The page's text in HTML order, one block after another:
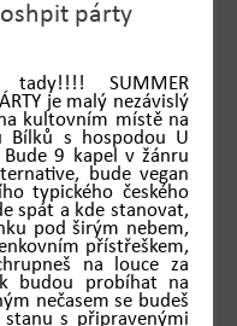
párty
SUMMER
je malý nezávislý
kultovním místě na
Bílků s hospodou U
Bude 9 kapel v žánru
bude vegan
typického českého
spát a kde stanovat,
pod širým nebem,
přístřeškem,
na louce za
budou probíhat na
nečasem se budeš
s připravenými